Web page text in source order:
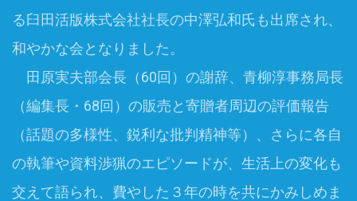
る臼田活版株式会社社長の中澤弘和氏も出席され、
和やかな会となりました。
田原実夫部会長（60回）の謝辞、青柳淳事務局長
（編集長・68回）の販売と寄贈者周辺の評価報告
（話題の多様性、鋭利な批判精神等）、さらに各自
の執筆や資料渉猟のエピソードが、生活上の変化も
交えて語られ、費やした３年の時を共にかみしめま